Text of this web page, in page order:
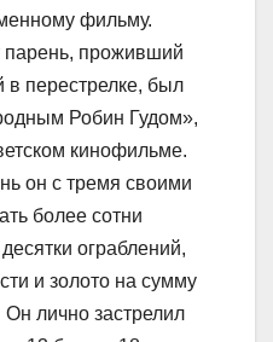
фильму.
парень, проживший
в перестрелке, был
Робин Гудом»,
кинофильме.
он с тремя своими
более сотни
ограблений,
и золото на сумму
лично застрелил